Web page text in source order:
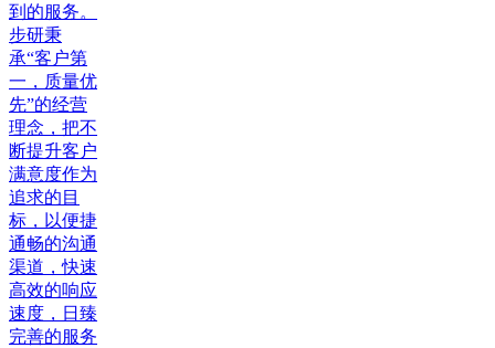
到的服务。
步研秉
承“客户第
一，质量优
先”的经营
理念，把不
断提升客户
满意度作为
追求的目
标，以便捷
通畅的沟通
渠道，快速
高效的响应
速度，日臻
完善的服务